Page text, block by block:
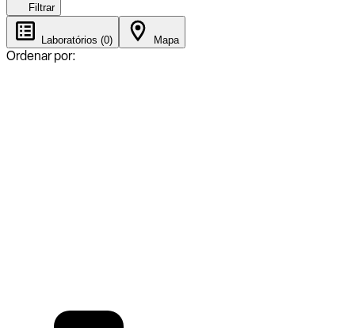
Filtrar
Laboratórios (0) Mapa
Ordenar por: